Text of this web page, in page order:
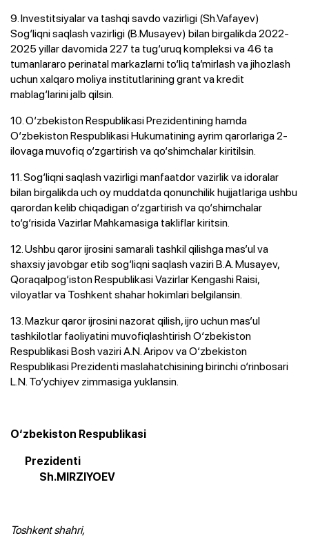
9. Investitsiyalar va tashqi savdo vazirligi (Sh.Vafayev)
Sog‘liqni saqlash vazirligi (B.Musayev) bilan birgalikda 2022-
2025 yillar davomida 227 ta tug‘uruq kompleksi va 46 ta
tumanlararo perinatal markazlarni to‘liq ta’mirlash va jihozlash
uchun xalqaro moliya institutlarining grant va kredit
mablag‘larini jalb qilsin.
10. O‘zbekiston Respublikasi Prezidentining hamda
O‘zbekiston Respublikasi Hukumatining ayrim qarorlariga 2-
ilovaga muvofiq o‘zgartirish va qo‘shimchalar kiritilsin.
11. Sog‘liqni saqlash vazirligi manfaatdor vazirlik va idoralar
bilan birgalikda uch oy muddatda qonunchilik hujjatlariga ushbu
qarordan kelib chiqadigan o‘zgartirish va qo‘shimchalar
to‘g‘risida Vazirlar Mahkamasiga takliflar kiritsin.
12. Ushbu qaror ijrosini samarali tashkil qilishga mas’ul va
shaxsiy javobgar etib sog‘liqni saqlash vaziri B.A. Musayev,
Qoraqalpog‘iston Respublikasi Vazirlar Kengashi Raisi,
viloyatlar va Toshkent shahar hokimlari belgilansin.
13. Mazkur qaror ijrosini nazorat qilish, ijro uchun mas’ul
tashkilotlar faoliyatini muvofiqlashtirish O‘zbekiston
Respublikasi Bosh vaziri A.N. Aripov va O‘zbekiston
Respublikasi Prezidenti maslahatchisining birinchi o‘rinbosari
L.N. To‘ychiyev zimmasiga yuklansin.
O‘zbekiston Respublikasi
Prezidenti
Sh.MIRZIYOEV
Toshkent shahri,